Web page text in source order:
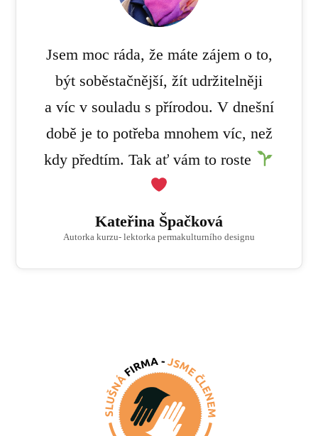
Jsem moc ráda, že máte zájem o to,
být soběstačnější, žít udržitelněji
a víc v souladu s přírodou. V dnešní
době je to potřeba mnohem víc, než
kdy předtím. Tak ať vám to roste
Kateřina Špačková
Autorka kurzu- lektorka permakulturního designu